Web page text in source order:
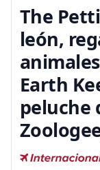
The
león,
Earth
peluche